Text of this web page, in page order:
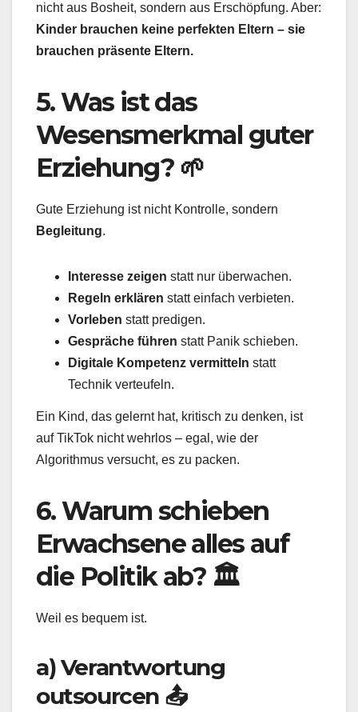
nicht aus Bosheit, sondern aus Erschöpfung. Aber:
Kinder brauchen keine perfekten Eltern – sie
brauchen präsente Eltern.
5. Was ist das
Wesensmerkmal guter
Erziehung? 🌱
Gute Erziehung ist nicht Kontrolle, sondern
Begleitung.
Interesse zeigen statt nur überwachen.
Regeln erklären statt einfach verbieten.
Vorleben statt predigen.
Gespräche führen statt Panik schieben.
Digitale Kompetenz vermitteln statt
Technik verteufeln.
Ein Kind, das gelernt hat, kritisch zu denken, ist
auf TikTok nicht wehrlos – egal, wie der
Algorithmus versucht, es zu packen.
6. Warum schieben
Erwachsene alles auf
die Politik ab? 🏛️
Weil es bequem ist.
a) Verantwortung
outsourcen 📤